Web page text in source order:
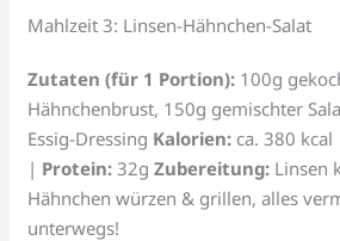
Mahlzeit 3: Linsen-Hähnchen-Salat
Zutaten (für 1 Portion): 100g
Hähnchenbrust, 150g gemischter
Essig-Dressing Kalorien: ca. 380 kcal
| Protein: 32gZubereitung: Linsen
Hähnchen würzen & grillen, alles
unterwegs!